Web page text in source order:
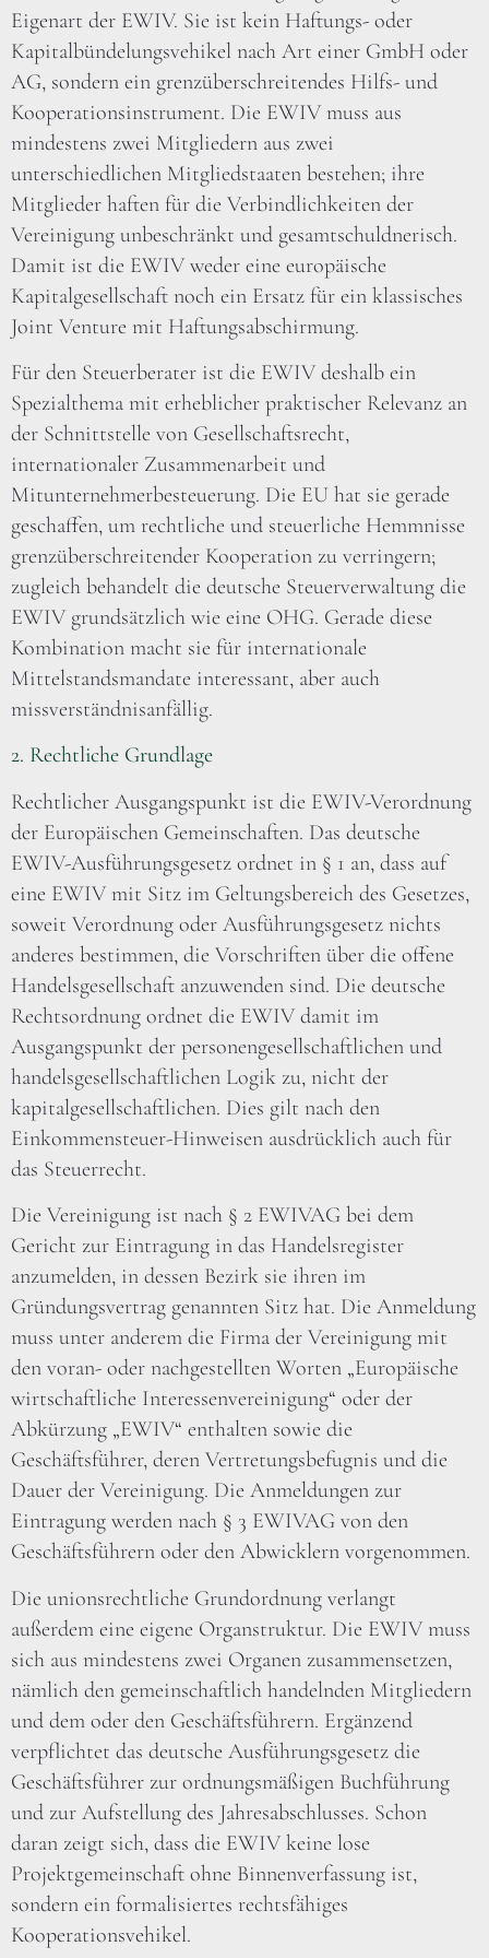
Eigenart der EWIV. Sie ist kein Haftungs- oder
Kapitalbündelungsvehikel nach Art einer GmbH oder
AG, sondern ein grenzüberschreitendes Hilfs- und
Kooperationsinstrument. Die EWIV muss aus
mindestens zwei Mitgliedern aus zwei
unterschiedlichen Mitgliedstaaten bestehen; ihre
Mitglieder haften für die Verbindlichkeiten der
Vereinigung unbeschränkt und gesamtschuldnerisch.
Damit ist die EWIV weder eine europäische
Kapitalgesellschaft noch ein Ersatz für ein klassisches
Joint Venture mit Haftungsabschirmung.
Für den Steuerberater ist die EWIV deshalb ein
Spezialthema mit erheblicher praktischer Relevanz an
der Schnittstelle von Gesellschaftsrecht,
internationaler Zusammenarbeit und
Mitunternehmerbesteuerung. Die EU hat sie gerade
geschaffen, um rechtliche und steuerliche Hemmnisse
grenzüberschreitender Kooperation zu verringern;
zugleich behandelt die deutsche Steuerverwaltung die
EWIV grundsätzlich wie eine OHG. Gerade diese
Kombination macht sie für internationale
Mittelstandsmandate interessant, aber auch
missverständnisanfällig.
2. Rechtliche Grundlage
Rechtlicher Ausgangspunkt ist die EWIV-Verordnung
der Europäischen Gemeinschaften. Das deutsche
EWIV-Ausführungsgesetz ordnet in § 1 an, dass auf
eine EWIV mit Sitz im Geltungsbereich des Gesetzes,
soweit Verordnung oder Ausführungsgesetz nichts
anderes bestimmen, die Vorschriften über die offene
Handelsgesellschaft anzuwenden sind. Die deutsche
Rechtsordnung ordnet die EWIV damit im
Ausgangspunkt der personengesellschaftlichen und
handelsgesellschaftlichen Logik zu, nicht der
kapitalgesellschaftlichen. Dies gilt nach den
Einkommensteuer-Hinweisen ausdrücklich auch für
das Steuerrecht.
Die Vereinigung ist nach § 2 EWIVAG bei dem
Gericht zur Eintragung in das Handelsregister
anzumelden, in dessen Bezirk sie ihren im
Gründungsvertrag genannten Sitz hat. Die Anmeldung
muss unter anderem die Firma der Vereinigung mit
den voran- oder nachgestellten Worten „Europäische
wirtschaftliche Interessenvereinigung“ oder der
Abkürzung „EWIV“ enthalten sowie die
Geschäftsführer, deren Vertretungsbefugnis und die
Dauer der Vereinigung. Die Anmeldungen zur
Eintragung werden nach § 3 EWIVAG von den
Geschäftsführern oder den Abwicklern vorgenommen.
Die unionsrechtliche Grundordnung verlangt
außerdem eine eigene Organstruktur. Die EWIV muss
sich aus mindestens zwei Organen zusammensetzen,
nämlich den gemeinschaftlich handelnden Mitgliedern
und dem oder den Geschäftsführern. Ergänzend
verpflichtet das deutsche Ausführungsgesetz die
Geschäftsführer zur ordnungsmäßigen Buchführung
und zur Aufstellung des Jahresabschlusses. Schon
daran zeigt sich, dass die EWIV keine lose
Projektgemeinschaft ohne Binnenverfassung ist,
sondern ein formalisiertes rechtsfähiges
Kooperationsvehikel.